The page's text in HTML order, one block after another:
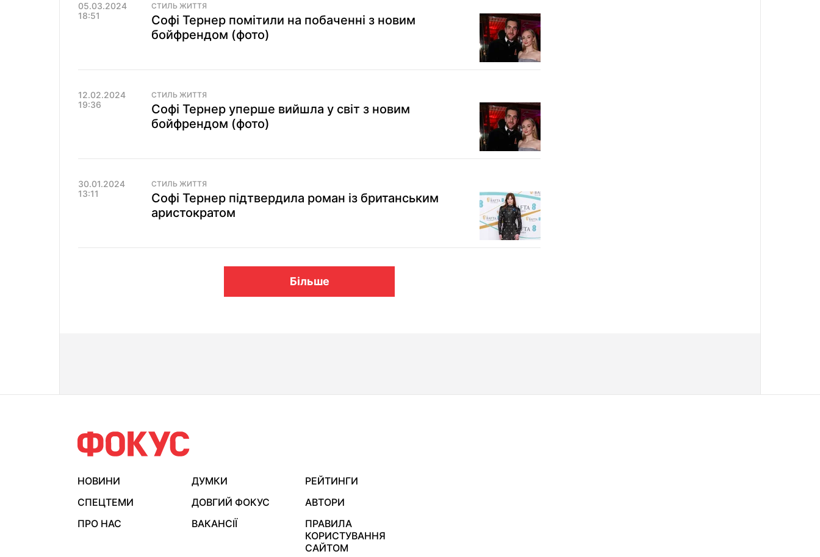
05.03.2024
18:51
СТИЛЬ ЖИТТЯ
Софі Тернер помітили на побаченні з новим
бойфрендом (фото)
12.02.2024
19:36
СТИЛЬ ЖИТТЯ
Софі Тернер уперше вийшла у світ з новим
бойфрендом (фото)
30.01.2024
13:11
СТИЛЬ ЖИТТЯ
Софі Тернер підтвердила роман із британським
аристократом
Більше
НОВИНИ ДУМКИ
РЕЙТИНГИ
СПЕЦТЕМИ
ДОВГИЙ ФОКУС
АВТОРИ
ПРО НАС
ВАКАНСІЇ
ПРАВИЛА
КОРИСТУВАННЯ
САЙТОМ